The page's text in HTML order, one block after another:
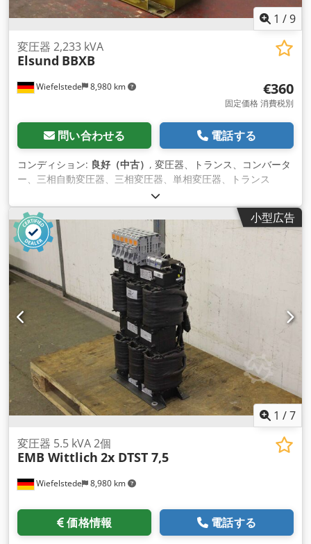
1 /9
Wiefelstede 8,980 km
変圧器 2,233 kVA
Elsund BBXB
€360
固定価格 消費税別
問い合わせる 電話する
コンディション: 良好（中古） , 変圧器、トランス、コンバータ
ー、三相自動変圧器、三相変圧器、単相変圧器、トランス
Cedpfewt Ransx Ahyerf - メーカー：Elsund、トランス型式
BBXB - 容量：2.233 kVA - 技術データ：銘板写真参照 - 寸法：
210/210/H255 mm - 重量：30 kg
小型広告
1 /7
Wiefelstede 8,980 km
変圧器 5.5 kVA 2個
EMB Wittlich 2x DTST 7,5
価格情報 電話する